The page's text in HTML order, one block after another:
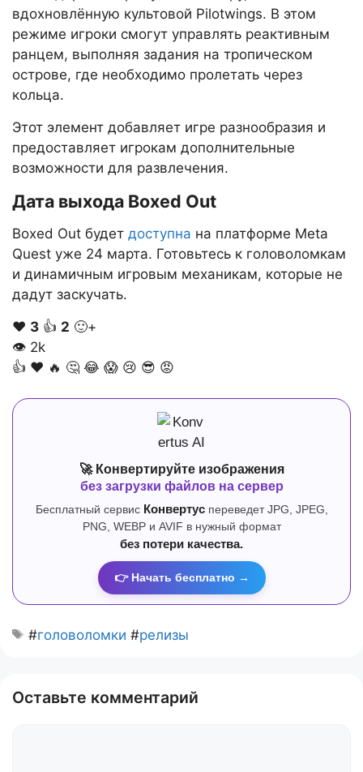
вдохновлённую культовой Pilotwings. В этом
режиме игроки смогут управлять реактивным
ранцем, выполняя задания на тропическом
острове, где необходимо пролетать через
кольца.
Этот элемент добавляет игре разнообразия и
предоставляет игрокам дополнительные
возможности для развлечения.
Дата выхода Boxed Out
Boxed Out будет доступна на платформе Meta
Quest уже 24 марта. Готовьтесь к головоломкам
и динамичным игровым механикам, которые не
дадут заскучать.
❤️ 3 👍 2 🙂+
👁 2k
👍 ❤️ 🔥 🤔 😂 😱 😢 😎 😡
🚀 Конвертируйте изображения
без загрузки файлов на сервер
Бесплатный сервис Конвертуспереведет JPG, JPEG,
PNG, WEBP и AVIF в нужный формат
без потери качества.
👉 Начать бесплатно →
#головоломки #релизы
Оставьте комментарий